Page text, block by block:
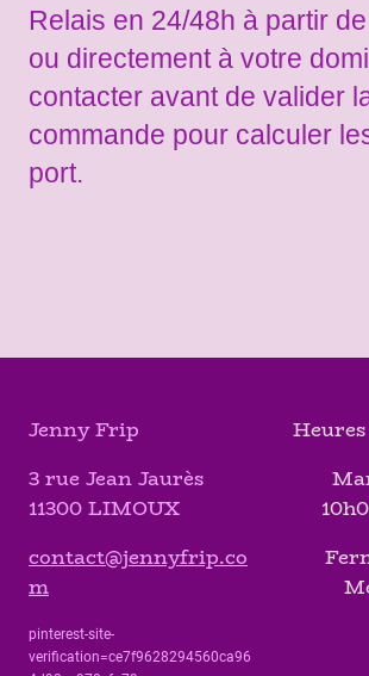
Relais en 24/48h à partir
ou directement à votre
contacter avant de valider
commande pour calculer
port.
Jenny Frip
3 rue Jean Jaurès
11300 LIMOUX
contact@jennyfrip.co
m
pinterest-site-
verification=ce7f9628294560ca96